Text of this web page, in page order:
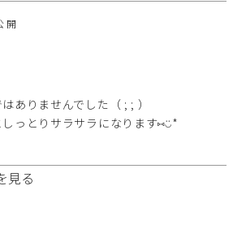
開
ありませんでした（ ; ; ）
っとりサラサラになります⑅◡̈*
見る